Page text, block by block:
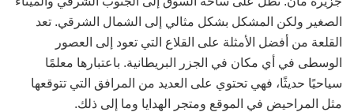
الصغير ولكن المشكل بشكل مثالي إلى الشمال الشرقي. تعد
القلعة من أفضل الأمثلة على القلاع التي تعود إلى العصور
الوسطى في أي مكان في الجزر البريطانية. باعتبارها معلمًا
سياحيًا حديثًا، فهي تحتوي على العديد من المرافق التي تتوقعها
مثل المراحيض في الموقع ومتجر الهدايا وما إلى ذلك.